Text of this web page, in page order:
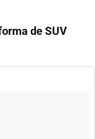
de SUV